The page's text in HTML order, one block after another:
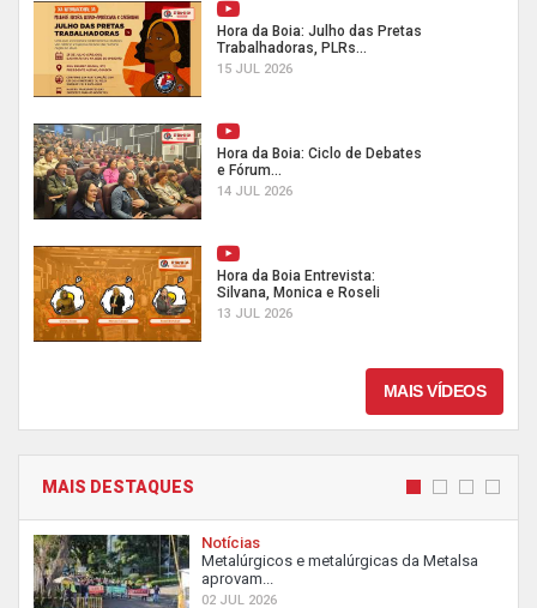
Hora da Boia: Julho das Pretas
Trabalhadoras, PLRs...
15 JUL 2026
Hora da Boia: Ciclo de Debates
e Fórum...
14 JUL 2026
Hora da Boia Entrevista:
Silvana, Monica e Roseli
13 JUL 2026
MAIS VÍDEOS
MAIS DESTAQUES
Notícias
Metalúrgicos e metalúrgicas da Metalsa
aprovam...
02 JUL 2026